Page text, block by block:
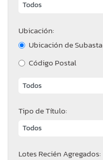
Ubicación:
Ubicación de Subasta
Código Postal
Tipo de Título:
Lotes Recién Agregados: